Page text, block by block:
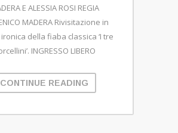
E ALESSIA ROSI REGIA
MADERA Rivisitazione in
della fiaba classica ‘I tre
INGRESSO LIBERO
CONTINUE READING